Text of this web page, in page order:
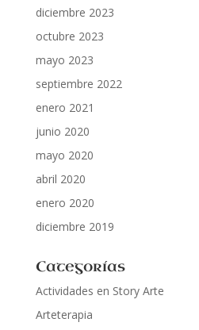
diciembre 2023
octubre 2023
mayo 2023
septiembre 2022
enero 2021
junio 2020
mayo 2020
abril 2020
enero 2020
diciembre 2019
Categorías
Actividades en Story Arte
Arteterapia